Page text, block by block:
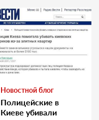
Новостной блог
Полицейские в
Киеве убивали